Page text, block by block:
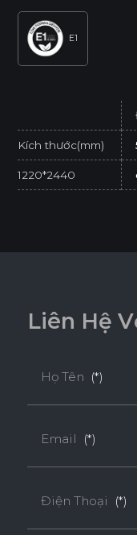
E1
Kích thước(mm)
1220*2440
Liên Hệ V
Họ Tên (*)
Email (*)
Điện Thoại (*)